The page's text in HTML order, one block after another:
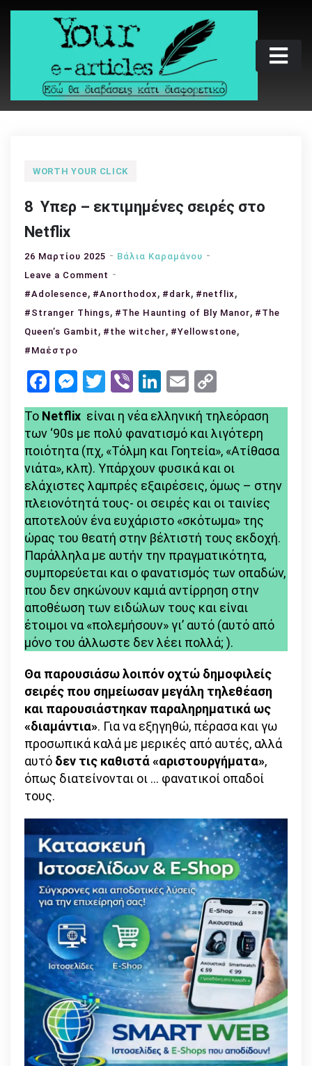
Skip
Your e-articles
Εδώ θα διαβάσεις κάτι διαφορετικό
WORTH YOUR CLICK
8 Υπερ – εκτιμημένες σειρές στο
Netflix
26 Μαρτίου 2025
Βάλια Καραμάνου
Leave a Comment on
8
Υπερ
στο
Netflix
#Adolesence, #Anorthodox, #dark, #netflix,
#Stranger Things, #The Haunting of Bly Manor, #The
Queen’s Gambit , #the witcher, #Yellowstone,
#Μαέστρο
Facebook
Messenger
Twitter
ViberLinkedIn
Email
Link
Το Netflix είναι η νέα ελληνική τηλεόραση
των ‘90s με πολύ φανατισμό και λιγότερη
ποιότητα (πχ, «Τόλμη και Γοητεία», «Ατίθασα
νιάτα», κλπ). Υπάρχουν φυσικά και οι
ελάχιστες λαμπρές εξαιρέσεις, όμως – στην
πλειονότητά τους- οι σειρές και οι ταινίες
αποτελούν ένα ευχάριστο «σκότωμα» της
ώρας του θεατή στην βέλτιστή τους εκδοχή.
Παράλληλα με αυτήν την πραγματικότητα,
συμπορεύεται και ο φανατισμός των οπαδών,
που δεν σηκώνουν καμιά αντίρρηση στην
αποθέωση των ειδώλων τους και είναι
έτοιμοι να «πολεμήσουν» γι’ αυτό (αυτό από
μόνο του άλλωστε δεν λέει πολλά; ).
Θα παρουσιάσω λοιπόν οχτώ δημοφιλείς
σειρές που σημείωσαν μεγάλη τηλεθέαση
και παρουσιάστηκαν παραληρηματικά ως
«διαμάντια». Για να εξηγηθώ, πέρασα και γω
προσωπικά καλά με μερικές από αυτές, αλλά
αυτό δεν τις καθιστά «αριστουργήματα»,
όπως διατείνονται οι … φανατικοί οπαδοί
τους.